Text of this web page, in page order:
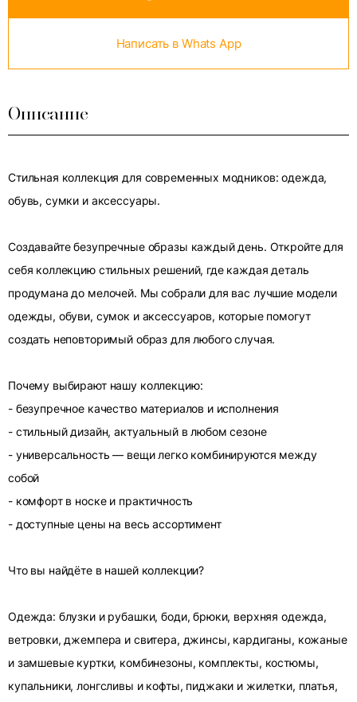
Написать в Whats App
Описание
Стильная коллекция для современных модников: одежда,
обувь, сумки и аксессуары.
Создавайте безупречные образы каждый день. Откройте для
себя коллекцию стильных решений, где каждая деталь
продумана до мелочей. Мы собрали для вас лучшие модели
одежды, обуви, сумок и аксессуаров, которые помогут
создать неповторимый образ для любого случая.
Почему выбирают нашу коллекцию:
- безупречное качество материалов и исполнения
- стильный дизайн, актуальный в любом сезоне
- универсальность — вещи легко комбинируются между
собой
- комфорт в носке и практичность
- доступные цены на весь ассортимент
Что вы найдёте в нашей коллекции?
Одежда: блузки и рубашки, боди, брюки, верхняя одежда,
ветровки, джемпера и свитера, джинсы, кардиганы, кожаные
и замшевые куртки, комбинезоны, комплекты, костюмы,
купальники, лонгсливы и кофты, пиджаки и жилетки, платья,